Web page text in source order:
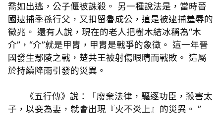
喬如出逃，公子偃被誅殺。 另一種說法是，當時晉
國逮捕季孫行父，又扣留魯成公，這是被逮捕羞辱的
徵兆。 還有人說，現在的老人把樹木結冰稱為“木
介”，“介”就是甲胄，甲胄是戰爭的象徵。 這一年晉
國發生鄢陵之戰，楚共王被射傷眼睛而戰敗。 這屬
於持續降雨引發的災異。
《五行傳》說：「廢棄法律，驅逐功臣，殺害太
子，以妾為妻，就會出現『火不炎上』的災異。 ”